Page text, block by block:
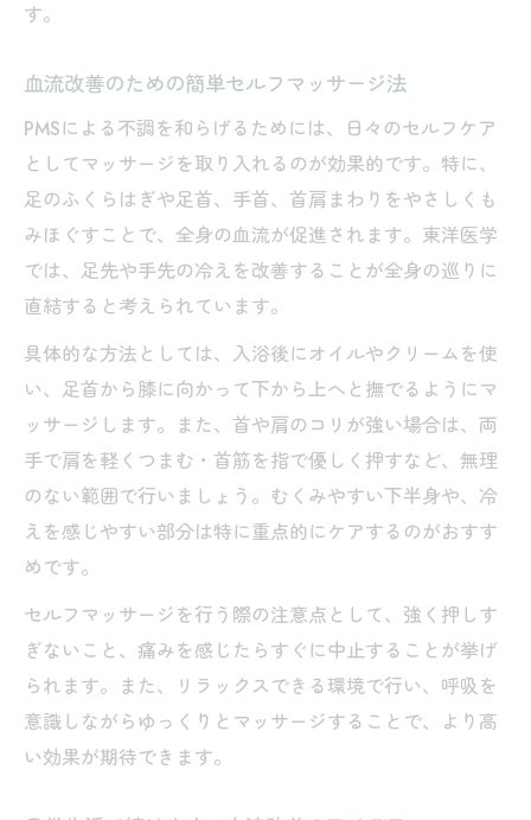
す。
血流改善のための簡単セルフマッサージ法
PMSによる不調を和らげるためには、日々のセルフケア
としてマッサージを取り入れるのが効果的です。特に、
足のふくらはぎや足首、手首、首肩まわりをやさしくも
みほぐすことで、全身の血流が促進されます。東洋医学
では、足先や手先の冷えを改善することが全身の巡りに
直結すると考えられています。
具体的な方法としては、入浴後にオイルやクリームを使
い、足首から膝に向かって下から上へと撫でるようにマ
ッサージします。また、首や肩のコリが強い場合は、両
手で肩を軽くつまむ・首筋を指で優しく押すなど、無理
のない範囲で行いましょう。むくみやすい下半身や、冷
えを感じやすい部分は特に重点的にケアするのがおすす
めです。
セルフマッサージを行う際の注意点として、強く押しす
ぎないこと、痛みを感じたらすぐに中止することが挙げ
られます。また、リラックスできる環境で行い、呼吸を
意識しながらゆっくりとマッサージすることで、より高
い効果が期待できます。